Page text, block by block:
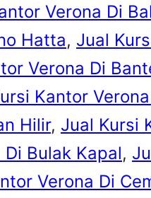
Verona Di
Hatta, Jual
Verona Di
Kantor
Hilir, Jual Kursi
Bulak Kapal,
Verona Di